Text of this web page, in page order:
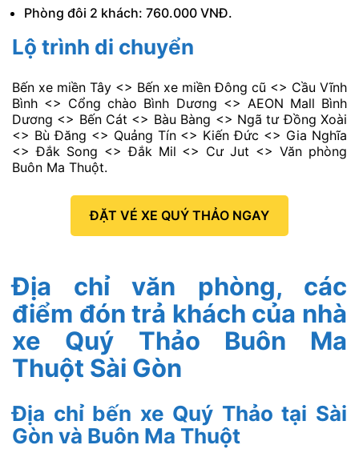
Phòng đôi 2 khách: 760.000 VNĐ.
Lộ trình di chuyển
Bến xe miền Tây <> Bến xe miền Đông cũ <> Cầu Vĩnh
Bình <> Cổng chào Bình Dương <> AEON Mall Bình
Dương <> Bến Cát <> Bàu Bàng <> Ngã tư Đồng Xoài
<> Bù Đăng <> Quảng Tín <> Kiến Đức <> Gia Nghĩa
<> Đắk Song <> Đắk Mil <> Cư Jut <> Văn phòng
Buôn Ma Thuột.
ĐẶT VÉ XE QUÝ THẢO NGAY
Địa chỉ văn phòng, các
điểm đón trả khách của nhà
xe Quý Thảo Buôn Ma
Thuột Sài Gòn
Địa chỉ bến xe Quý Thảo tại Sài
Gòn và Buôn Ma Thuột